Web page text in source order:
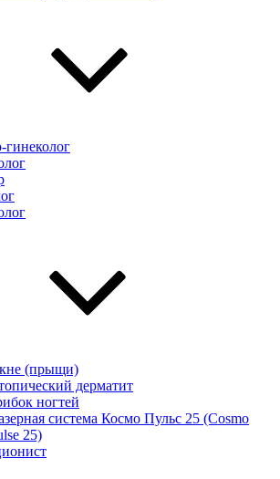
(прыщи)
дерматит
ногтей
система Космо Пульс 25 (Cosmo
25)